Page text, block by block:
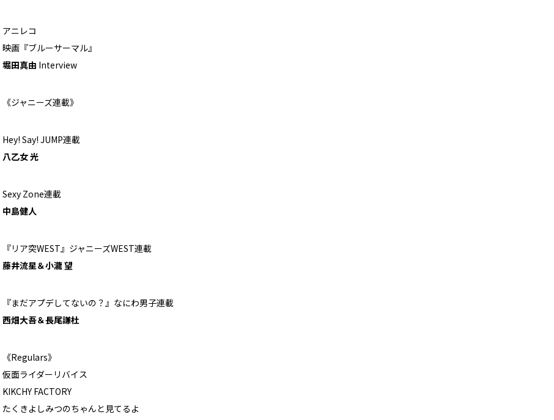
アニレコ
映画『ブルーサーマル』
堀田真由 Interview
《ジャニーズ連載》
Hey! Say! JUMP連載
八乙女 光
Sexy Zone連載
中島健人
『リア突WEST』ジャニーズWEST連載
藤井流星＆小瀧 望
『まだアプデしてないの？』なにわ男子連載
西畑大吾＆長尾謙杜
《Regulars》
仮面ライダーリバイス
KIKCHY FACTORY
たくきよしみつのちゃんと見てるよ